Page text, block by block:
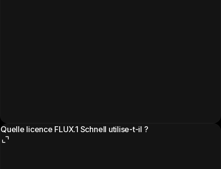
Quelle licence FLUX.1 Schnell utilise-t-il ?